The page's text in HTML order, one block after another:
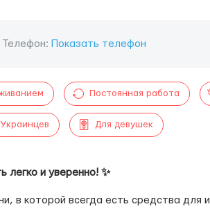
Телефон: Показать телефон
Постоянная работа
Для девушек
легко и уверенно! ✨
в которой всегда есть средства для